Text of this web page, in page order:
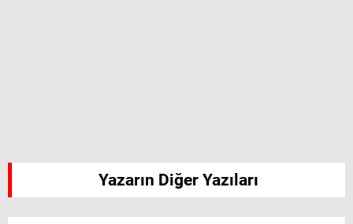
Yazarın Diğer Yazıları